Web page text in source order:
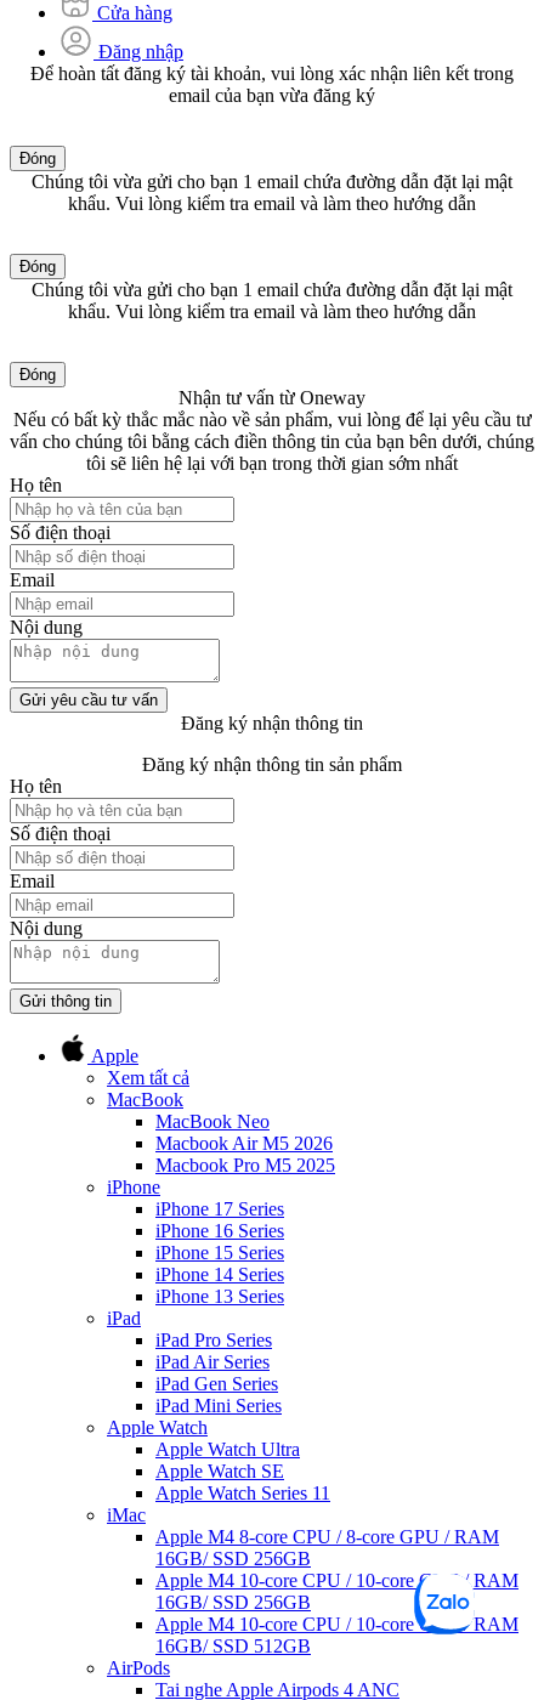
Cửa hàng
Đăng nhập
Để hoàn tất đăng ký tài khoản, vui lòng xác nhận liên kết trong
email của bạn vừa đăng ký
Đóng
Chúng tôi vừa gửi cho bạn 1 email chứa đường dẫn đặt lại mật
khẩu. Vui lòng kiểm tra email và làm theo hướng dẫn
Đóng
Chúng tôi vừa gửi cho bạn 1 email chứa đường dẫn đặt lại mật
khẩu. Vui lòng kiểm tra email và làm theo hướng dẫn
Đóng
Nhận tư vấn từ Oneway
Nếu có bất kỳ thắc mắc nào về sản phẩm, vui lòng để lại yêu cầu tư
vấn cho chúng tôi bằng cách điền thông tin của bạn bên dưới, chúng
tôi sẽ liên hệ lại với bạn trong thời gian sớm nhất
Họ tên
Số điện thoại
Email
Nội dung
Gửi yêu cầu tư vấn
Đăng ký nhận thông tin
Đăng ký nhận thông tin sản phẩm
Họ tên
Số điện thoại
Email
Nội dung
Gửi thông tin
Apple
Xem tất cả
MacBook
MacBook Neo
Macbook Air M5 2026
Macbook Pro M5 2025
iPhone
iPhone 17 Series
iPhone 16 Series
iPhone 15 Series
iPhone 14 Series
iPhone 13 Series
iPad
iPad Pro Series
iPad Air Series
iPad Gen Series
iPad Mini Series
Apple Watch
Apple Watch Ultra
Apple Watch SE
Apple Watch Series 11
iMac
Apple M4 8-core CPU / 8-core GPU / RAM
16GB/ SSD 256GB
Apple M4 10-core CPU / 10-core GPU / RAM
16GB/ SSD 256GB
Apple M4 10-core CPU / 10-core GPU / RAM
16GB/ SSD 512GB
AirPods
Tai nghe Apple Airpods 4 ANC